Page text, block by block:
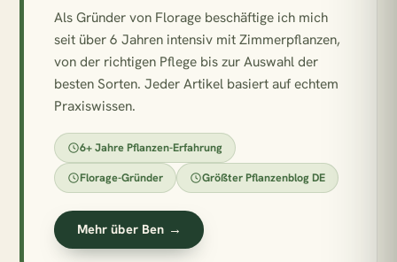
Als Gründer von Florage beschäftige ich mich
seit über 6 Jahren intensiv mit Zimmerpflanzen,
von der richtigen Pflege bis zur Auswahl der
besten Sorten. Jeder Artikel basiert auf echtem
Praxiswissen.
6+ Jahre Pflanzen-Erfahrung
Florage-Gründer
Größter Pflanzenblog DE
Mehr über Ben →